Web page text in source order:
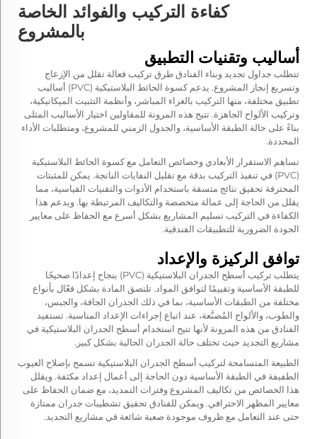
كفاءة التركيب والفوائد الخاصة
بالمشروع
أساليب وتقنيات التطبيق
تتطلب جداول تجديد وبناء الفنادق طرق تركيب فعالة تقلل من الإزعاج
وتسريع إنجاز المشروع. يدعم كسوة الحائط البلاستيكية (PVC) أساليب
تطبيق مختلفة، منها التركيب بالغراء المباشر، وأنظمة التثبيت الميكانيكية،
وتركيب الألواح الجاهزة. تتيح هذه المرونة للمقاولين اختيار الأساليب المثلى
بناءً على حالة الطبقة الأساسية، والجدول الزمني للمشروع، ومتطلبات الأداء
المحددة.
تساهم الاستقرار الأبعادي وخصائص التعامل مع كسوة الحائط البلاستيكية
(PVC) في تنفيذ التركيب بدقة مع تقليل النفايات الناتجة. يمكن للمثبتات
المحترفة تحقيق نتائج متسقة باستخدام الأدوات والتقنيات القياسية، مما
يقلل من الحاجة إلى عمالة متخصصة والتكاليف المرتبطة بها. ويدعم هذا
الكفاءة في التركيب تسليم المشاريع بشكل أسرع مع الحفاظ على معايير
الجودة الضرورية للتطبيقات الفندقية.
توافق الركيزة والإعداد
يتطلب تركيب أسطح الجدران البلاستيكية (PVC) بنجاح إعدادًا صحيحًا
للطبقة الأساسية وتقييمًا لتوافق المواد. تلتصق المادة بشكل فعّال بأنواع
مختلفة من الطبقات الأساسية، بما في ذلك الجدران الجافة، والجبس،
والطوب، والألواح المُصنَّعة، عند اتباع إجراءات الإعداد المناسبة. تستفيد
الفنادق من هذه المرونة لأنها تتيح استخدام أسطح الجدران البلاستيكية في
مشاريع التجديد حيث تختلف حالة الجدران الحالية بشكل كبير.
الطبيعة المتسامحة لتركيب أسطح الجدران البلاستيكية تسمح بإصلاح العيوب
الطفيفة في الطبقة الأساسية دون الحاجة إلى أعمال إعداد مكثفة. ويقلل
هذا الخصائص من تكاليف المشروع وفترات التمديد، مع ضمان الحفاظ على
معايير المظهر الاحترافي. ويمكن للفنادق تحقيق تشطيبات جدران ممتازة
حتى عند التعامل مع ظروف موجودة صعبة شائعة في مشاريع التجديد.